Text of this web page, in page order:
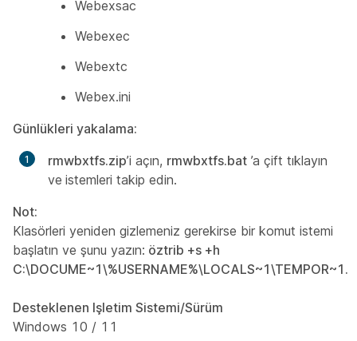
Webexsac
Webexec
Webextc
Webex.ini
Günlükleri yakalama:
rmwbxtfs.zip’i açın, rmwbxtfs.bat ’a çift tıklayın
ve istemleri takip edin.
Not:
Klasörleri yeniden gizlemeniz gerekirse bir komut istemi
başlatın ve şunu yazın: öztrib +s +h
C:\DOCUME~1\%USERNAME%\LOCALS~1\TEMPOR~1.
Desteklenen Işletim Sistemi/Sürüm
Windows 10 / 11